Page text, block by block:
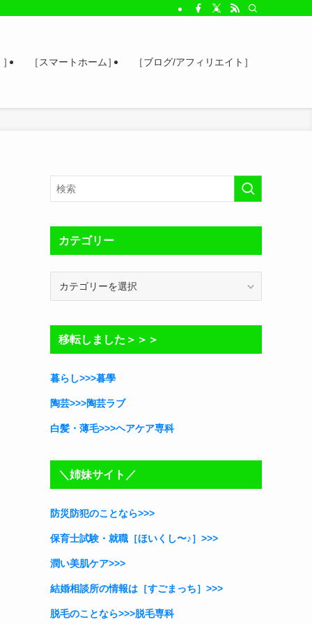
］ ［スマートホーム］ ［ブログ/アフィリエイト］
カテゴリー
リ
ー移転しました＞＞＞
暮らし>>>暮學
陶芸>>>陶芸ラブ
白髪・薄毛>>>ヘアケア専科
＼姉妹サイト／
防災防犯のことなら>>>
保育士試験・就職［ほいくし〜♪］ >>>
潤い美肌ケア>>>
結婚相談所の情報は［すごまっち］>>>
脱毛のことなら>>>脱毛専科